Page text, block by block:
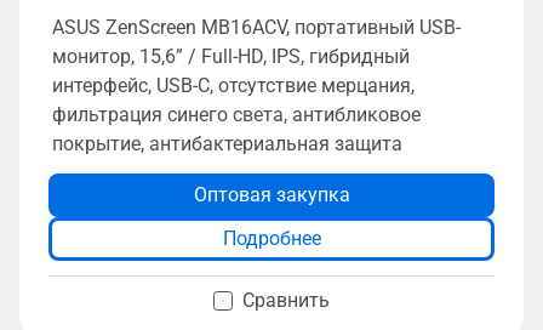
ASUS ZenScreen MB16ACV, портативный USB-
монитор, 15,6” / Full-HD, IPS, гибридный
интерфейс, USB-C, отсутствие мерцания,
фильтрация синего света, антибликовое
покрытие, антибактериальная защита
Оптовая закупка
Подробнее
Сравнить